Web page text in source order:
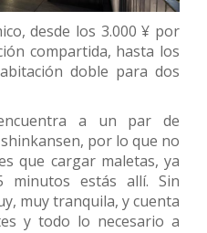
desde los 3.000 ¥ por
compartida, hasta los
doble para dos
a un par de
por lo que no
que cargar maletas, ya
estás allí. Sin
muy tranquila, y cuenta
y todo lo necesario a